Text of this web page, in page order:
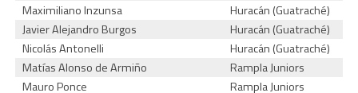
Maximiliano Inzunsa
Huracán (Guatraché)
Javier Alejandro Burgos
Huracán (Guatraché)
Nicolás Antonelli
Huracán (Guatraché)
Matías Alonso de Armiño
Rampla Juniors
Mauro Ponce
Rampla Juniors